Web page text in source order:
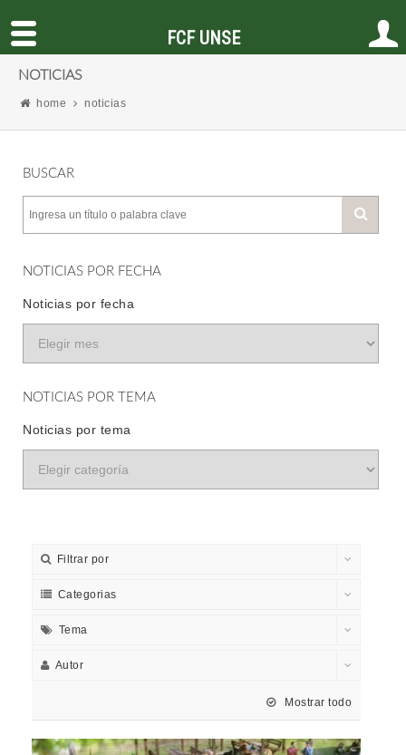
NOTICIAS
home noticias
BUSCAR
NOTICIAS POR FECHA
Noticias por fecha
NOTICIAS POR TEMA
Noticias por tema
Filtrar por
Categorias
Tema
Autor
Mostrar todo
FCF UNSE